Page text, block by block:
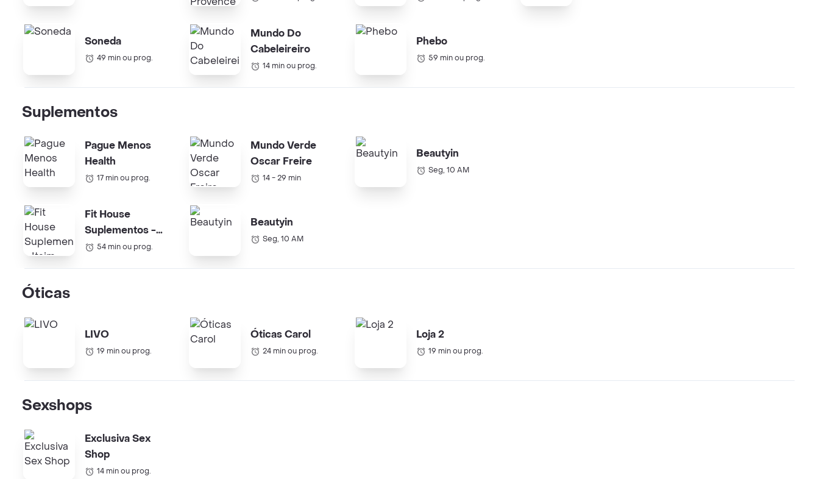
Soneda
49 min ou prog.
Mundo Do
Cabeleireiro
14 min ou prog.
Phebo
59 min ou prog.
Suplementos
Pague Menos
Health
17 min ou prog.
Fit House
Suplementos -
Itaim54 min ou prog.
Mundo Verde
Oscar Freire
14 - 29 min
Beautyin
Seg, 10 AM
Beautyin
Seg, 10 AM
Óticas
LIVO
19 min ou prog.
Óticas Carol
24 min ou prog.
Loja 2
19 min ou prog.
Sexshops
Exclusiva Sex
Shop
14 min ou prog.